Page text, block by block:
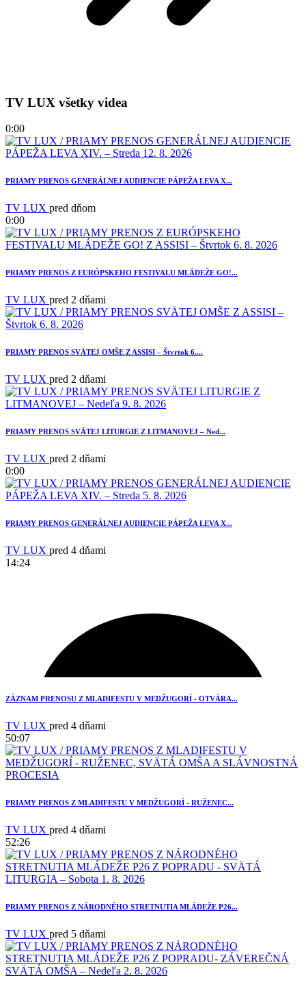
TV LUX všetky videa
0:00
PRIAMY PRENOS GENERÁLNEJ AUDIENCIE PÁPEŽA LEVA X...
TV LUX pred dňom
0:00
PRIAMY PRENOS Z EURÓPSKEHO FESTIVALU MLÁDEŽE GO!...
TV LUX pred 2 dňami
PRIAMY PRENOS SVÄTEJ OMŠE Z ASSISI – Štvrtok 6....
TV LUX pred 2 dňami
PRIAMY PRENOS SVÄTEJ LITURGIE Z LITMANOVEJ – Ned...
TV LUX pred 2 dňami
0:00
PRIAMY PRENOS GENERÁLNEJ AUDIENCIE PÁPEŽA LEVA X...
TV LUX pred 4 dňami
14:24
3
ZÁZNAM PRENOSU Z MLADIFESTU V MEDŽUGORÍ - OTVÁRA...
TV LUX pred 4 dňami
50:07
PRIAMY PRENOS Z MLADIFESTU V MEDŽUGORÍ - RUŽENEC...
TV LUX pred 4 dňami
52:26
PRIAMY PRENOS Z NÁRODNÉHO STRETNUTIA MLÁDEŽE P26...
TV LUX pred 5 dňami